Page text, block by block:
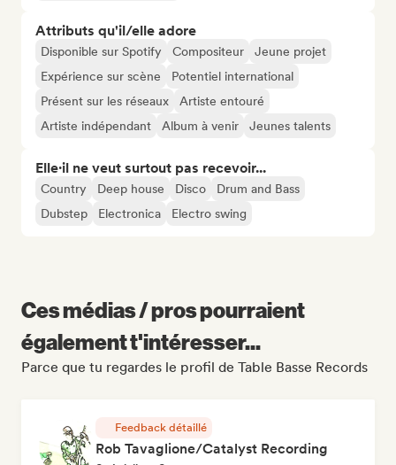
Attributs qu'il/elle adore
Disponible sur Spotify Compositeur
Jeune projet
Expérience sur scène
Potentiel international
Présent sur les réseaux
Artiste entouré
Artiste indépendant
Album à venir Jeunes talents
Elle·il ne veut surtout pas recevoir...
Country Deep house Disco
Drum and Bass
Dubstep
Electronica Electro swing
Ces médias / pros pourraient
également t'intéresser...
Parce que tu regardes le profil de Table Basse Records
Feedback détaillé
Rob Tavaglione/Catalyst Recording